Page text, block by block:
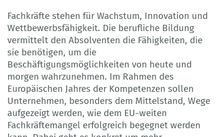
Fachkräfte stehen für Wachstum, Innovation und
Wettbewerbsfähigkeit. Die berufliche Bildung
vermittelt den Absolventen die Fähigkeiten, die
sie benötigen, um die
Beschäftigungsmöglichkeiten von heute und
morgen wahrzunehmen. Im Rahmen des
Europäischen Jahres der Kompetenzen sollen
Unternehmen, besonders dem Mittelstand, Wege
aufgezeigt werden, wie dem EU-weiten
Fachkräftemangel erfolgreich begegnet werden